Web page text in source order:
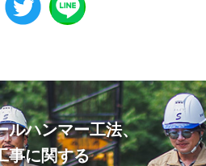
ルハンマー工法、
事に関する